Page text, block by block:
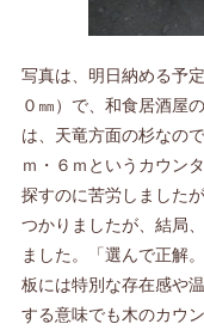
写真は、明日納める予
０㎜）で、和食居酒屋
は、天竜方面の杉なの
ｍ・６ｍというカウン
探すのに苦労しました
つかりましたが、結局
ました。「選んで正解
板には特別な存在感や
する意味でも木のカウ